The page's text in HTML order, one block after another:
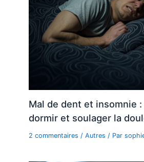
Mal de dent et insomnie
dormir et soulager la
2 commentaires /Autres / Par